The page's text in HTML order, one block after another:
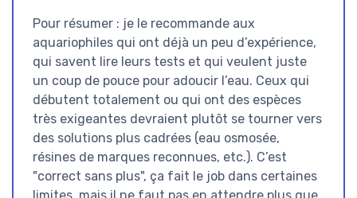
Pour résumer : je le recommande aux
aquariophiles qui ont déjà un peu d’expérience,
qui savent lire leurs tests et qui veulent juste
un coup de pouce pour adoucir l’eau. Ceux qui
débutent totalement ou qui ont des espèces
très exigeantes devraient plutôt se tourner vers
des solutions plus cadrées (eau osmosée,
résines de marques reconnues, etc.). C’est
"correct sans plus", ça fait le job dans certaines
limites, mais il ne faut pas en attendre plus que